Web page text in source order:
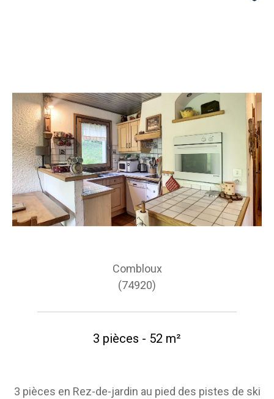
Combloux
(74920)
3 pièces - 52 m²
3 pièces en Rez-de-jardin au pied des pistes de ski